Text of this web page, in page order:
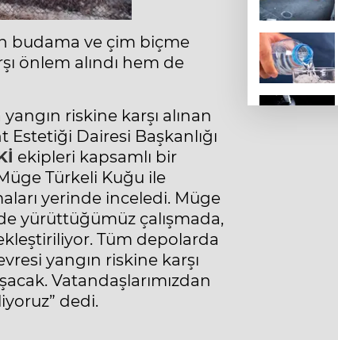
budama ve çim biçme
önlem alındı hem de
riskine karşı alınan
Estetiği Dairesi Başkanlığı
ekipleri kapsamlı bir
Türkeli Kuğu ile
yerinde inceledi. Müge
yürüttüğümüz çalışmada,
Tüm depolarda
yangın riskine karşı
Vatandaşlarımızdan
dedi.